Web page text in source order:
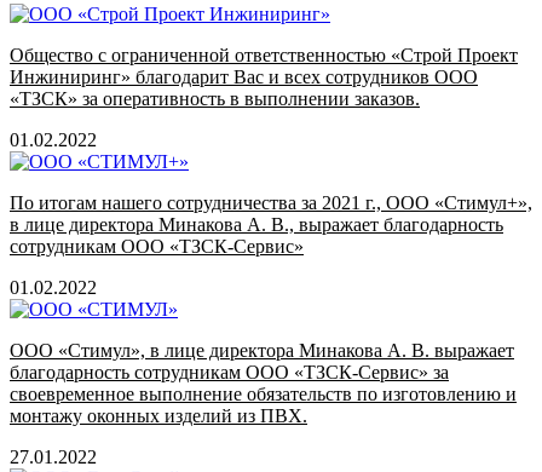
Общество с ограниченной ответственностью «Строй Проект
Инжиниринг» благодарит Вас и всех сотрудников ООО
«ТЗСК» за оперативность в выполнении заказов.
01.02.2022
По итогам нашего сотрудничества за 2021 г., ООО «Стимул+»,
в лице директора Минакова А. В., выражает благодарность
сотрудникам ООО «ТЗСК-Сервис»
01.02.2022
ООО «Стимул», в лице директора Минакова А. В. выражает
благодарность сотрудникам ООО «ТЗСК-Сервис» за
своевременное выполнение обязательств по изготовлению и
монтажу оконных изделий из ПВХ.
27.01.2022